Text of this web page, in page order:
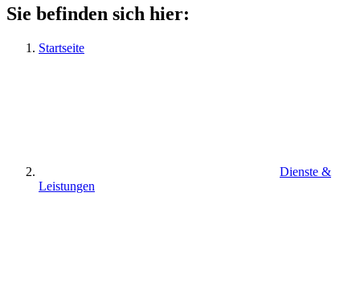
Sie befinden sich hier:
Startseite
Dienste &
Leistungen